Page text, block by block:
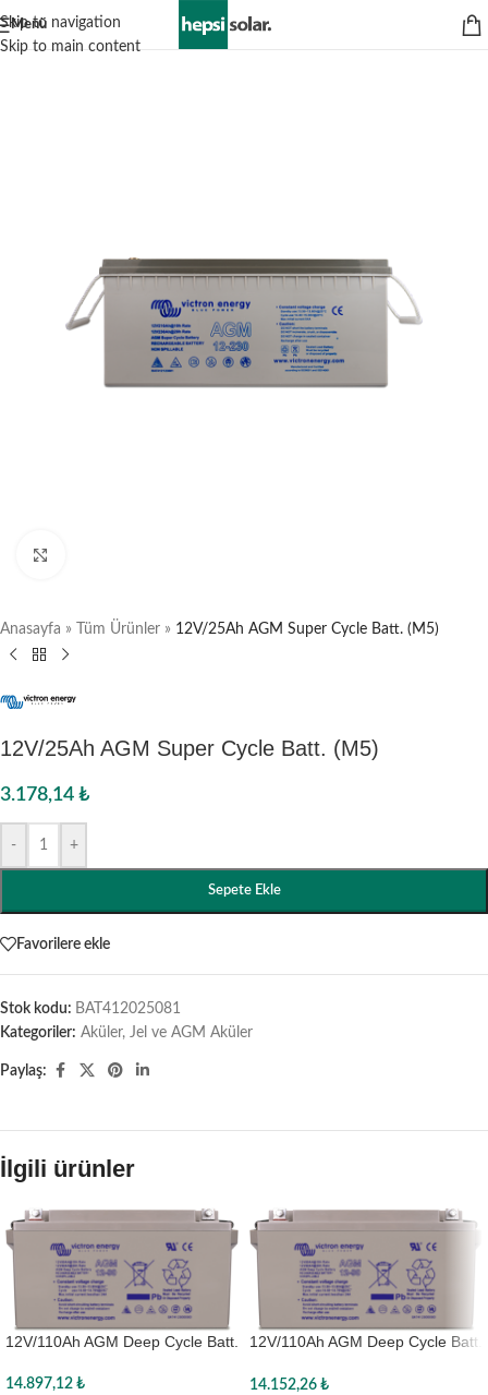
Skip to navigation
Skip to main content
Menü
Anasayfa » Tüm Ürünler » 12V/25Ah AGM Super Cycle Batt. (M5)
12V/25Ah AGM Super Cycle Batt. (M5)
3.178,14 ₺
- +
Sepete Ekle
Favorilere ekle
Stok kodu: BAT412025081
Kategoriler: Aküler, Jel ve AGM Aküler
Paylaş:
İlgili ürünler
12V/110Ah AGM Deep Cycle Batt.
14.897,12 ₺
12V/110Ah AGM Deep Cycle Batt.
14.152,26 ₺